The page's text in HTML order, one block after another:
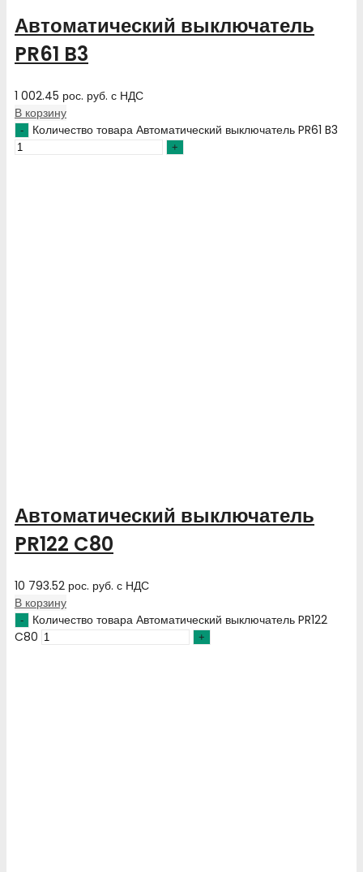
Автоматический выключатель
PR61 B3
1 002.45 рос. руб. с НДС
В корзину
Количество товара Автоматический выключатель PR61 B3
Автоматический выключатель
PR122 C80
10 793.52 рос. руб. с НДС
В корзину
Количество товара Автоматический выключатель PR122
C80